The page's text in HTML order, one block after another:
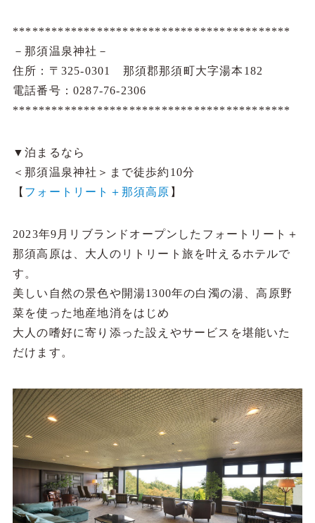
*******************************************
－那須温泉神社－
住所：〒325-0301 那須郡那須町大字湯本182
電話番号：0287-76-2306
*******************************************
▼泊まるなら
＜那須温泉神社＞まで徒歩約10分
【 フォートリート＋那須高原 】
2023年9月リブランドオープンしたフォートリート＋
那須高原は、大人のリトリート旅を叶えるホテルで
す。
美しい自然の景色や開湯1300年の白濁の湯、高原野
菜を使った地産地消をはじめ
大人の嗜好に寄り添った設えやサービスを堪能いた
だけます。